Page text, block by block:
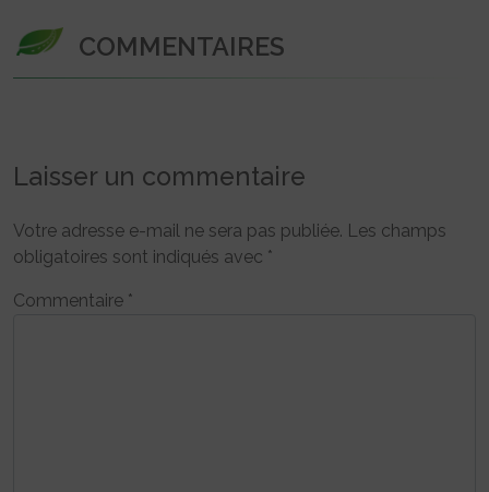
COMMENTAIRES
Laisser un commentaire
Votre adresse e-mail ne sera pas publiée. Les champs
obligatoires sont indiqués avec *
Commentaire *